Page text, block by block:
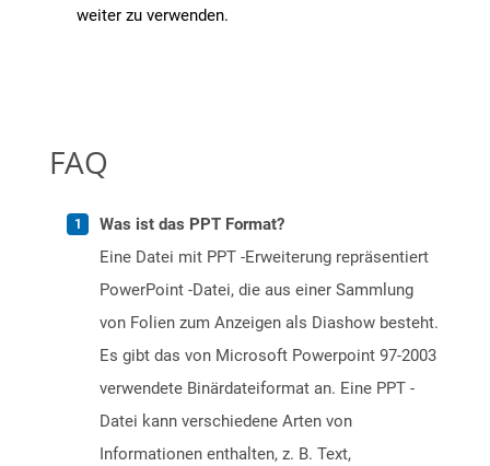
weiter zu verwenden.
FAQ
Was ist das PPT Format?
Eine Datei mit PPT -Erweiterung repräsentiert
PowerPoint -Datei, die aus einer Sammlung
von Folien zum Anzeigen als Diashow besteht.
Es gibt das von Microsoft Powerpoint 97-2003
verwendete Binärdateiformat an. Eine PPT -
Datei kann verschiedene Arten von
Informationen enthalten, z. B. Text,